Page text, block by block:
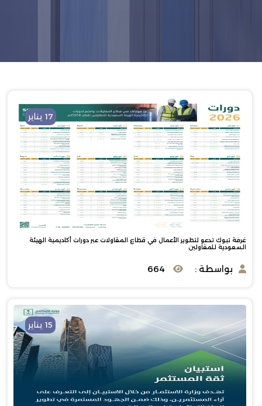
17 يناير
غرفة تبوك تدعو لتطوير الأعمال في قطاع المقاولات عبر دورات أكاديمية الهيئة
السعودية للمقاولين
بواسطة : 664
15 يناير